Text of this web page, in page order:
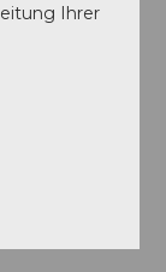
Ihrer